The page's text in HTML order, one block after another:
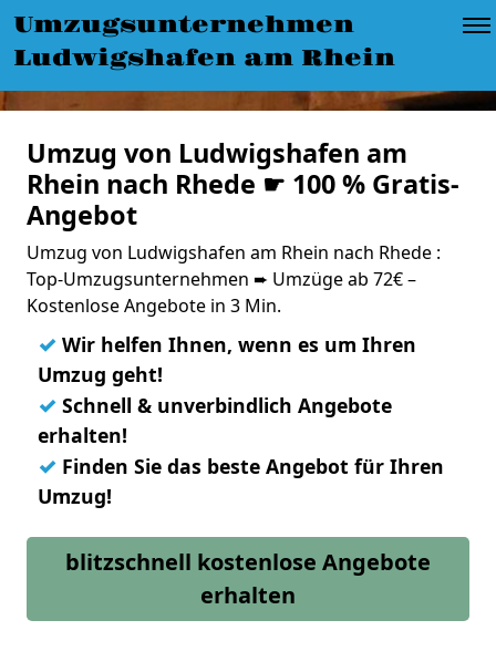
Umzugsunternehmen
Ludwigshafen am Rhein
Umzug von Ludwigshafen am
Rhein nach Rhede ☛ 100 % Gratis-
Angebot
Umzug von Ludwigshafen am Rhein nach Rhede :
Top-Umzugsunternehmen ➨ Umzüge ab 72€ –
Kostenlose Angebote in 3 Min.
✓ Wir helfen Ihnen, wenn es um Ihren
Umzug geht!
✓ Schnell & unverbindlich Angebote
erhalten!
✓ Finden Sie das beste Angebot für Ihren
Umzug!
blitzschnell kostenlose Angebote
erhalten